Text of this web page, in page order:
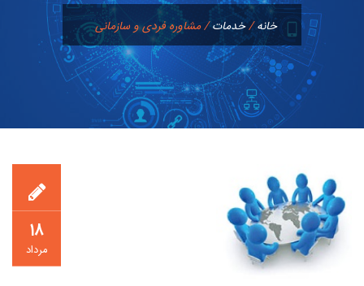
خانه/خدمات/مشاوره فردی و سازمانی
۱۸
مرداد